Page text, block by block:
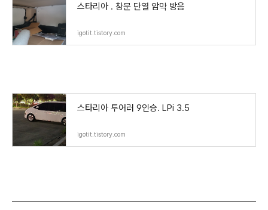
스타리아 . 창문 단열 암막 방음
igotit.tistory.com
스타리아 투어러 9인승. LPi 3.5
igotit.tistory.com